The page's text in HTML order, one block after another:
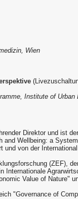
Wien
Institute of
Direktor und ist
and Wellbeing: a
und von der
(ZEF),
Internationale
Value of Nature"
"Governance of